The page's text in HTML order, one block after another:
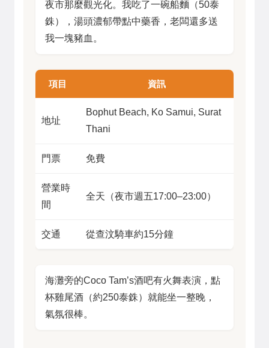
夜市那麼觀光化。我吃了一碗船麵（50泰
銖），湯頭濃郁帶點中藥香，老闆還多送
我一塊豬血。
項目 資訊
地址
Bophut Beach, Ko Samui, Surat
Thani
門票 免費
營業時
間
全天（夜市週五17:00–23:00）
交通 從查汶騎車約15分鐘
海灘旁的Coco Tam’s酒吧有火舞表演，點
杯雞尾酒（約250泰銖）就能坐一整晚，
氣氛很棒。